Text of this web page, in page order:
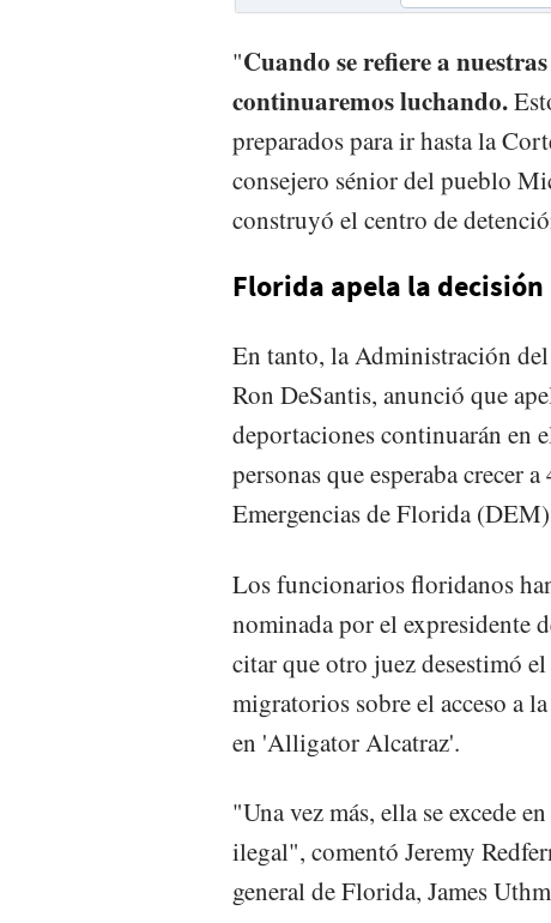
"Cuando se refiere a
continuaremos luchando.
preparados para ir hasta la
consejero sénior del pueblo
construyó el centro de
Florida apela la decisión
En tanto, la Administración
Ron DeSantis, anunció que
deportaciones continuarán en
personas que esperaba crecer
Emergencias de Florida
Los funcionarios floridanos
nominada por el expresidente
citar que otro juez desestimó
migratorios sobre el acceso a
en 'Alligator Alcatraz'.
"Una vez más, ella se excede
ilegal", comentó Jeremy
general de Florida, James